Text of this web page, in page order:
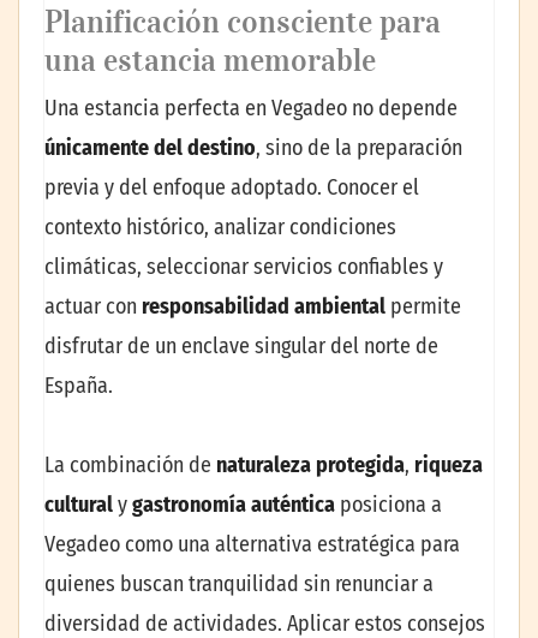
Planificación consciente para
una estancia memorable
Una estancia perfecta en Vegadeo no depende
únicamente del destino, sino de la preparación
previa y del enfoque adoptado. Conocer el
contexto histórico, analizar condiciones
climáticas, seleccionar servicios confiables y
actuar con responsabilidad ambiental permite
disfrutar de un enclave singular del norte de
España.
La combinación de naturaleza protegida, riqueza
culturalygastronomía auténtica posiciona a
Vegadeo como una alternativa estratégica para
quienes buscan tranquilidad sin renunciar a
diversidad de actividades. Aplicar estos consejos